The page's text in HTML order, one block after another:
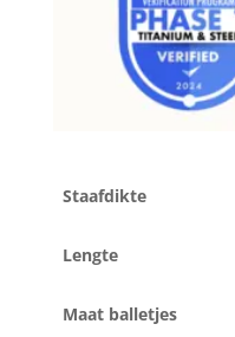
Staafdikte
Lengte
Maat balletjes